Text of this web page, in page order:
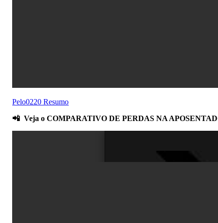
Pelo0220 Resumo
📲 Veja o COMPARATIVO DE PERDAS NA